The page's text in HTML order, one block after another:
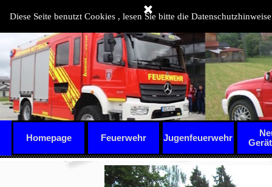
Diese Seite benutzt Cookies , lesen Sie bitte die
Homepage Feuerwehr ▼
Jugenfeuerwehr